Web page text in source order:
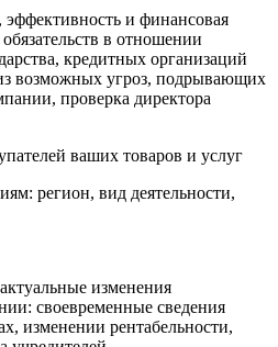
эффективность и финансовая
в отношении
кредитных организаций
возможных угроз, подрывающих
проверка директора
ваших товаров и услуг
регион, вид деятельности,
изменения
своевременные сведения
изменении рентабельности,